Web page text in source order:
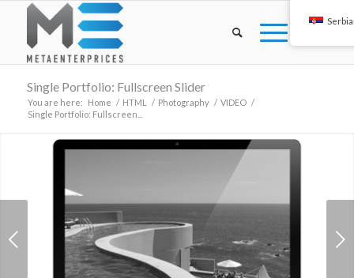
Single Portfolio: Fullscreen Slider
You are here: Home / HTML / Photography / VIDEO /
Single Portfolio: Fullscreen...
Next